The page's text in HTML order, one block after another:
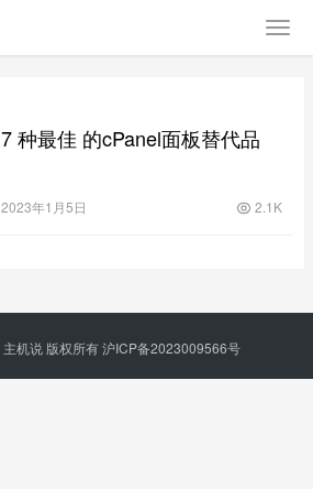
7 种最佳 的cPanel面板替代品
2023年1月5日 2.1K
主机说版权所有沪ICP备2023009566号